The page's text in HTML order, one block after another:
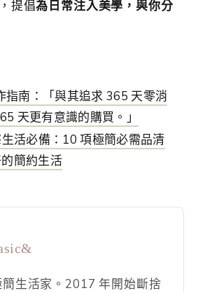
提倡為日常注入美學，與你分
指南：「與其追求 365 天零消
天更有意識的購買。」
活必備：10 項極簡必需品清
簡約生活
簡生活家。2017 年開始斷捨